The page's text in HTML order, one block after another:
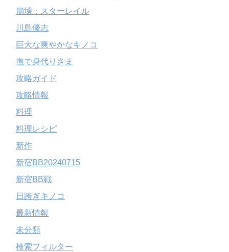
崩壊：スターレイル
川島優志
巨大な爽やかなキノコ
撫で身代りさま
攻略ガイド
攻略情報
料理
料理レシピ
新作
新宿BB20240715
新宿BB戦
日跨ぎキノコ
最新情報
未分類
検索フィルター